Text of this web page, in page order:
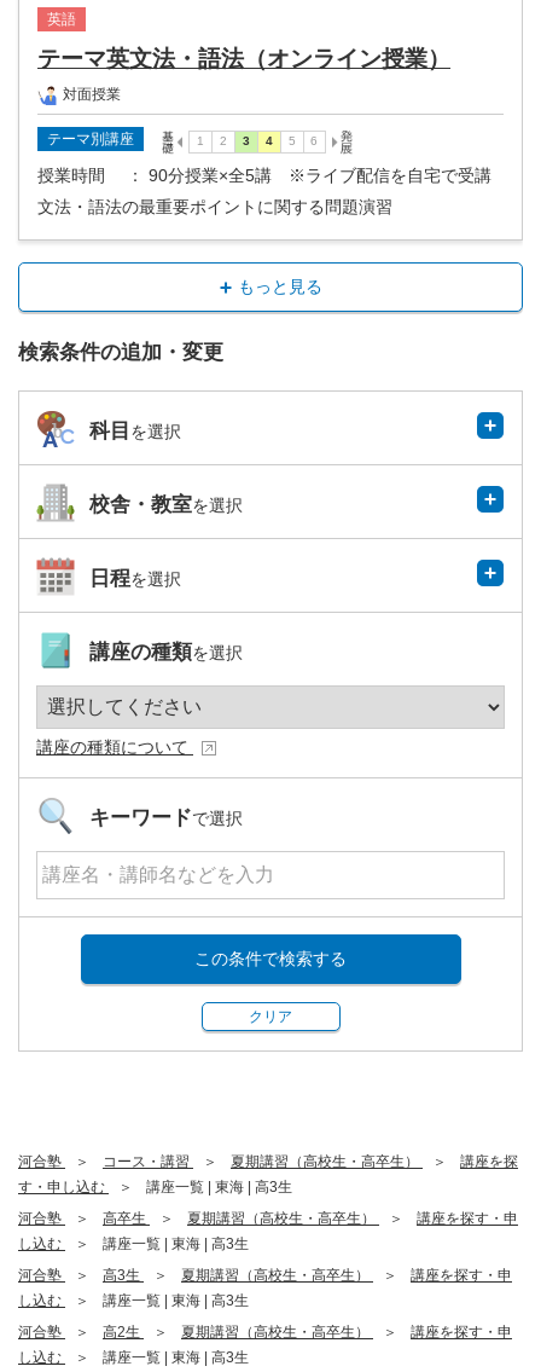
英語
テーマ英文法・語法（オンライン授業）
対面授業
テーマ別講座
授業時間
： 90分授業×全5講 ※ライブ配信を自宅で受講
文法・語法の最重要ポイントに関する問題演習
もっと見る
検索条件の追加・変更
科目 を選択
校舎・教室を選択
日程を選択
講座の種類を選択
講座の種類について
キーワードで選択
この条件で検索する
クリア
河合塾 コース・講習 夏期講習（高校生・高卒生）
講座を探
す・申し込む
講座一覧 | 東海 | 高3生
河合塾
高卒生 夏期講習（高校生・高卒生）
講座を探す・申
し込む
講座一覧 | 東海 | 高3生
河合塾
高3生 夏期講習（高校生・高卒生）
講座を探す・申
し込む
講座一覧 | 東海 | 高3生
河合塾
高2生 夏期講習（高校生・高卒生）
講座を探す・申
し込む
講座一覧 | 東海 | 高3生